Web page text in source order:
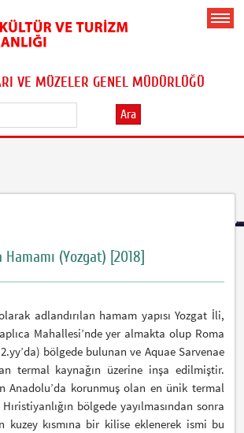
VE MÜZELER GENEL MÜDÜRLÜĞÜ
Ara
(Yozgat) [2018]
adlandırılan hamam yapısı Yozgat İli,
Mahallesi’nde yer almakta olup Roma
bölgede bulunan ve Aquae Sarvenae
termal kaynağın üzerine inşa edilmiştir.
Anadolu’da korunmuş olan en ünik termal
Hıristiyanlığın bölgede yayılmasından sonra
kuzey kısmına bir kilise eklenerek ismi bu